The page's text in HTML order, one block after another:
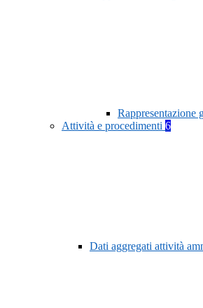
Rappresentazione
Attività e procedimenti 6
Dati aggregati attività